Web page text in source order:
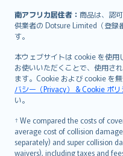
南アフリカ居住者： 商品は、認
供業者の Dotsure Limited（登
す。
本ウェブサイトは cookie を使
お使いいただくことで、使用さ
ます。Cookie および cookie を
バシー（Privacy） & Cookie ポリ
い。
† We compared the costs of
average cost of collision
separately) and super collision
waivers), including taxes and